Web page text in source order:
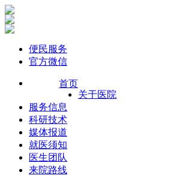
便民服务
官方微信
首页
关于医院
服务信息
科研技术
媒体报道
就医须知
医生团队
来院路线